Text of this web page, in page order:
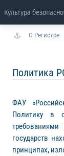
Культура
О Регистре
Политика
ФАУ
Политику в
требованиями
государств
принципах,